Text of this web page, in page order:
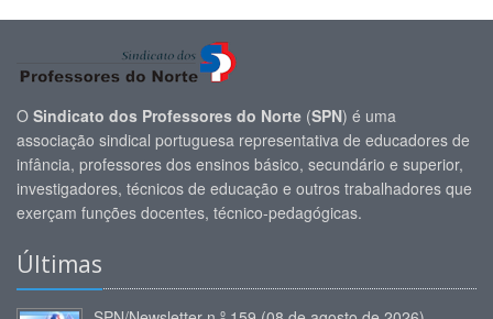
O Sindicato dos Professores do Norte (SPN) é uma
associação sindical portuguesa representativa de educadores de
infância, professores dos ensinos básico, secundário e superior,
investigadores, técnicos de educação e outros trabalhadores que
exerçam funções docentes, técnico-pedagógicas.
Últimas